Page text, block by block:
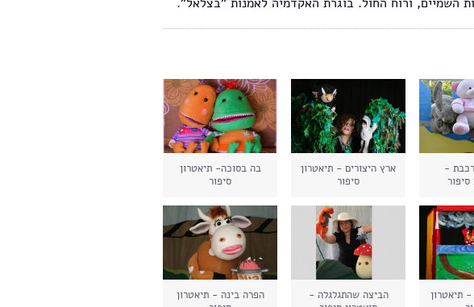
-
סיפור
ארץ היצורים - תיאטרון
סיפור
בה בסוכה- תיאטרון
סיפור
תיאטרון
הביצה שהתגלגלה -
הפרה בינה - תיאטרון